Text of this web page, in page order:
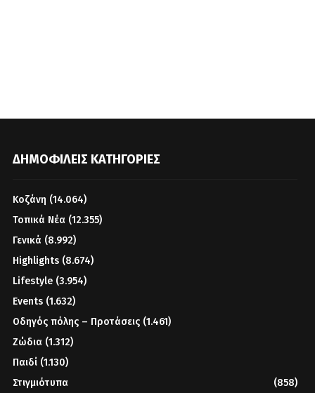
ΔΗΜΟΦΙΛΕΊΣ ΚΑΤΗΓΟΡΊΕΣ
Κοζάνη (14.064)
Τοπικά Νέα (12.355)
Γενικά (8.992)
Highlights (8.674)
Lifestyle (3.954)
Events (1.632)
Οδηγός πόλης – Προτάσεις (1.461)
Ζώδια (1.312)
Παιδί (1.130)
Στιγμιότυπα
(858)